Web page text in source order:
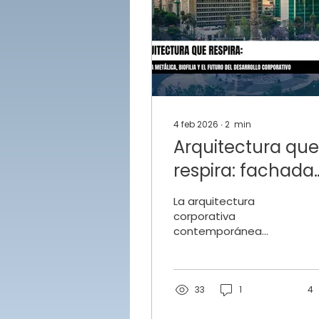
4 feb 2026 ∙2 min
Arquitectura que
respira: fachada
metálica, biofilia y
el futuro del
desarrollo
corporativo
La arquitectura
corporativa
contemporánea
metálica y la biofilia
33 1 4